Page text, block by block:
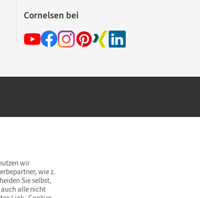
Cornelsen bei
innerhalb Deutschlands
wir
wie z.
Sie selbst,
auch alle nicht